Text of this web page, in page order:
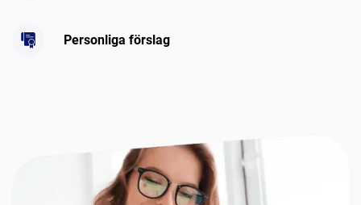
Personliga förslag